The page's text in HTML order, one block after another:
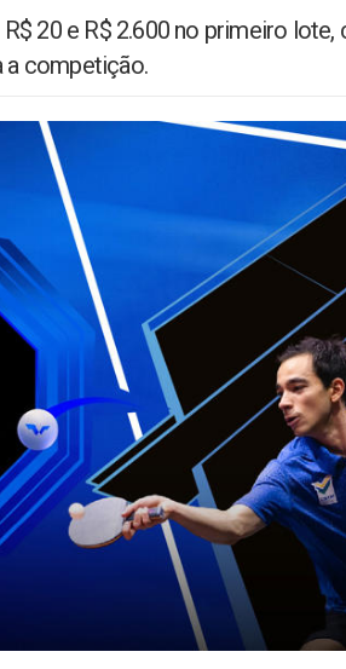
20 e R$ 2.600 no primeiro
a competição.